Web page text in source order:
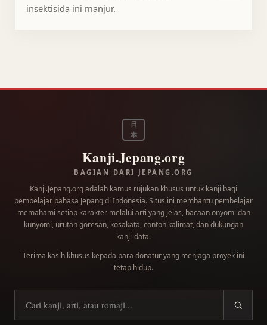
insektisida ini manjur.
日
本
Kanji.Jepang.org
BAGIAN DARI JEPANG.ORG
Kanji.Jepang.org adalah kamus rujukan khusus untuk kanji bagi
pembelajar bahasa Jepang di Indonesia. Situs ini membantu pembelajar
memahami setiap karakter melalui arti yang jelas, bacaan onyomi dan
kunyomi, urutan goresan, kosakata, contoh kalimat, dan dukungan
kanji-data.
Terima kasih khusus kepada para donaturyang menjaga proyek ini
tetap hidup.
Cari kanji